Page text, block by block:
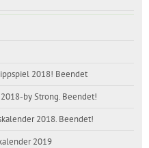
2018! Beendet
by Strong. Beendet!
2018. Beendet!
2019